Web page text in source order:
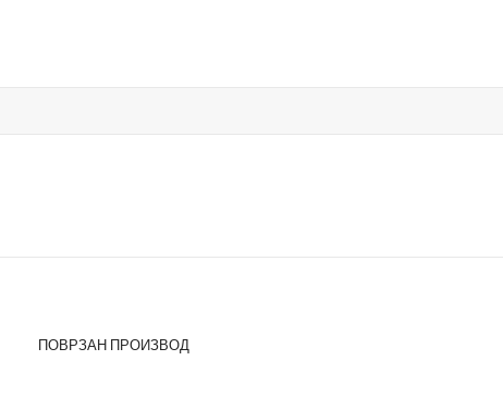
ПОВРЗАН ПРОИЗВОД